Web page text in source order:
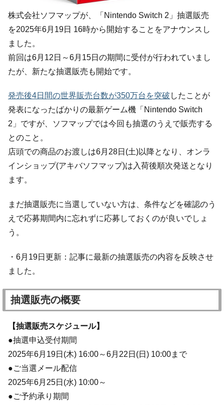
株式会社ソフマップが、「Nintendo Switch 2」抽選販売
を2025年6月19日 16時から開始することをアナウンスし
ました。
前回は6月12日～6月15日の期間に受付が行われていまし
たが、新たな抽選販売も開始です。
発売後4日間の世界販売台数が350万台を突破 したことが
発表になったばかりの最新ゲーム機「Nintendo Switch
2」ですが、ソフマップでは今回も抽選のうえで販売する
とのこと。
店頭での商品のお渡しは6月28日(土)以降となり、オンラ
インショップ(アキバソフマップ)は入荷後順次発送となり
ます。
まだ抽選販売に当選していない方は、条件などを確認のう
えで応募期間内に忘れずに応募しておくのが良いでしょ
う。
・6月19日更新：記事に最新の抽選販売の内容を反映させ
ました。
抽選販売の概要
【抽選販売スケジュール】
●抽選申込受付期間
2025年6月19日(木) 16:00～6月22日(日) 10:00まで
●ご当選メール配信
2025年6月25日(水) 10:00～
●ご予約承り期間